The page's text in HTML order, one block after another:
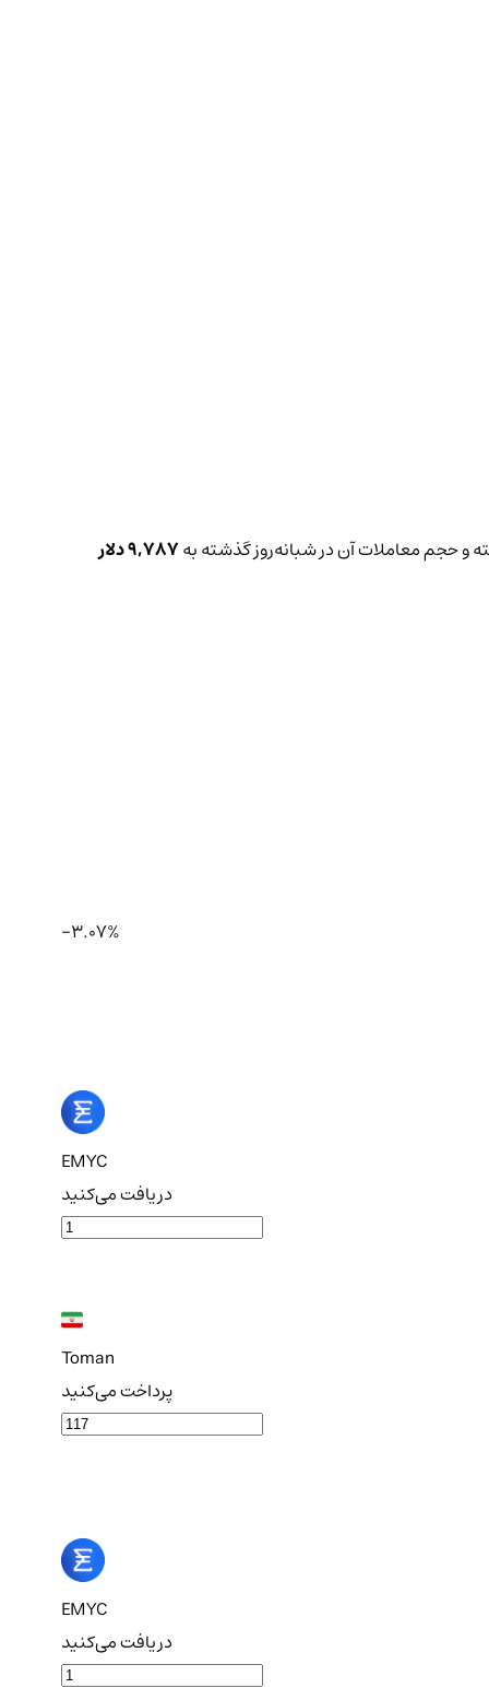
و حجم معاملات آن در شبانه‌روز گذشته به9,787 دلار
-3.07%
EMYC
دریافت می‌کنید
Toman
پرداخت می‌کنید
EMYC
دریافت می‌کنید